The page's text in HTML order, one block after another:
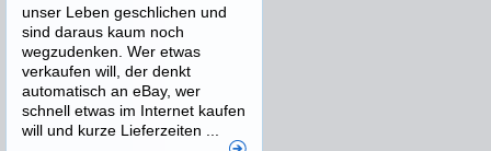
unser Leben geschlichen und
sind daraus kaum noch
wegzudenken. Wer etwas
verkaufen will, der denkt
automatisch an eBay, wer
schnell etwas im Internet kaufen
will und kurze Lieferzeiten ...